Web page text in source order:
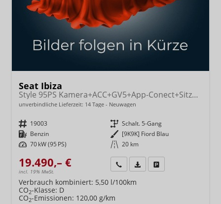
Seat Ibiza
Style 95PS Kamera+ACC+GV5+App-Conect+Sitzheizung+ParkPilot hinten
unverbindliche Lieferzeit: 14 Tage Neuwagen
Fahrzeugnr. 19003 Getriebe Schalt. 5-Gang
Kraftstoff Benzin Außenfarbe [9K9K] Fiord Blau
Leistung 70 kW (95 PS) Kilometerstand 20 km
19.490,– €
incl. 19% MwSt.
Wir rufen Sie anFahrzeugexposé (PDF)
Verbrauch kombiniert: 5,50 l/100km
CO2-Klasse: D
CO2-Emissionen: 120,00 g/km